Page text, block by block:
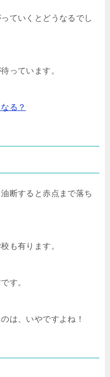
ていくとどうなるでし
っています。
る？
断すると赤点まで落ち
も有ります。
す。
は、いやですよね！